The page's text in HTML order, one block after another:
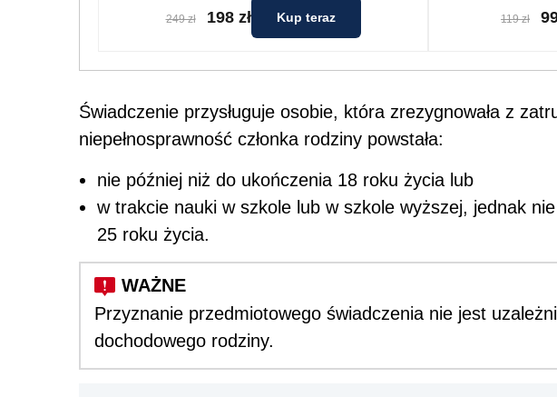
249 zł 198 zł Kup teraz 119 zł
Świadczenie przysługuje osobie, która zrezygnowała z
niepełnosprawność członka rodziny powstała:
nie później niż do ukończenia 18 roku życia lub
w trakcie nauki w szkole lub w szkole wyższej, jednak
25 roku życia.
Przyznanie przedmiotowego świadczenia nie jest
dochodowego rodziny.